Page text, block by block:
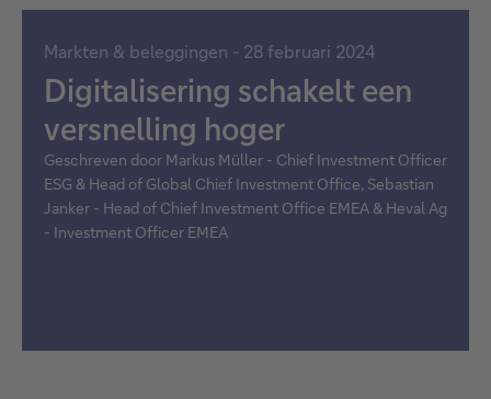
Markten & beleggingen - 28 februari 2024
Digitalisering schakelt een
versnelling hoger
Geschreven door Markus Müller - Chief Investment Officer
ESG & Head of Global Chief Investment Office, Sebastian
Janker - Head of Chief Investment Office EMEA & Heval Ag
- Investment Officer EMEA